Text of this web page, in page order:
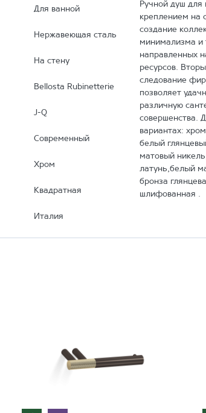
Для ванной
Нержавеющая сталь
На стену
Bellosta Rubinetterie
J-Q
Современный
Хром
Квадратная
Италия
Ручной душ для
креплением на
создание
минимализма и
направленных
ресурсов.
следование
позволяет
различную
совершенства.
вариантах:
белый
матовый
латунь,белый
бронза
шлифованная .